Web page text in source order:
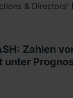
& Directors'
Zahlen
unter